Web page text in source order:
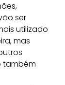
,
ser
utilizado
mas
também